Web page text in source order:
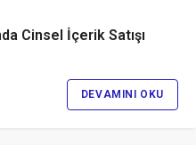
Cinsel İçerik Satışı
DEVAMINI OKU